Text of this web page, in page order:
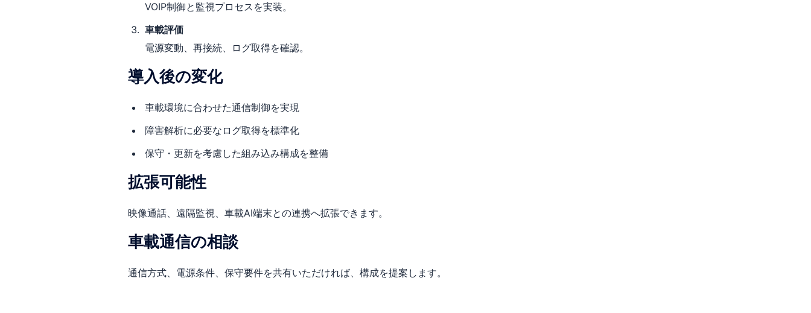
VOIP制御と監視プロセスを実装。
車載評価
電源変動、再接続、ログ取得を確認。
導入後の変化
車載環境に合わせた通信制御を実現
障害解析に必要なログ取得を標準化
保守・更新を考慮した組み込み構成を整備
拡張可能性
映像通話、遠隔監視、車載AI端末との連携へ拡張できます。
車載通信の相談
通信方式、電源条件、保守要件を共有いただければ、構成を提案します。